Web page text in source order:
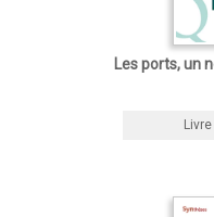
Les ports, un